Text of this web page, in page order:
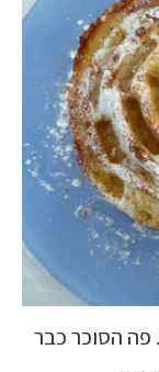
הסוכר כבר